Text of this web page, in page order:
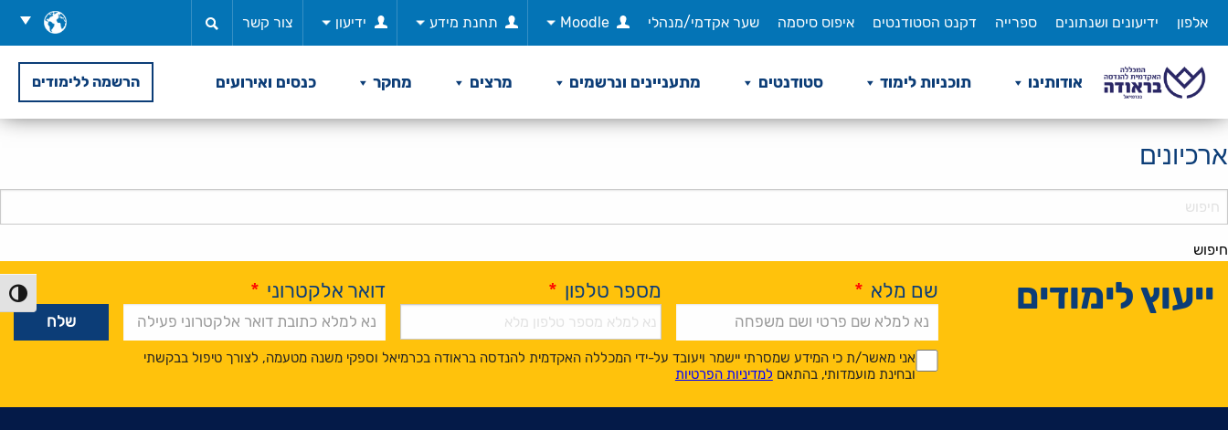
לתוכן
בחר
שפה
אלפון ידיעונים ושנתונים ספרייה דקנט הסטודנטים איפוס סיסמה שער אקדמי/מנהלי Moodle תחנת מידע ידיעון צור קשר
אודותינו תוכניות לימוד סטודנטים מתעניינים ונרשמים מרצים מחקר כנסים ואירועים הרשמה ללימודים
ארכיונים
חיפוש
ייעוץ לימודים שם מלא * מספר טלפון * דואר אלקטרוני *
*
*
אני מאשר/ת כי המידע שמסרתי יישמר ויעובד על-ידי המכללה האקדמית להנדסה בראודה בכרמיאל וספקי משנה מטעמה, לצורך טיפול בבקשתי
ובחינת מועמדותי, בהתאם למדיניות הפרטיות
Alternative: